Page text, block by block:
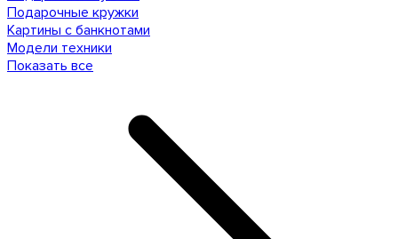
Подарочные кружки
Картины с банкнотами
Модели техники
Показать все